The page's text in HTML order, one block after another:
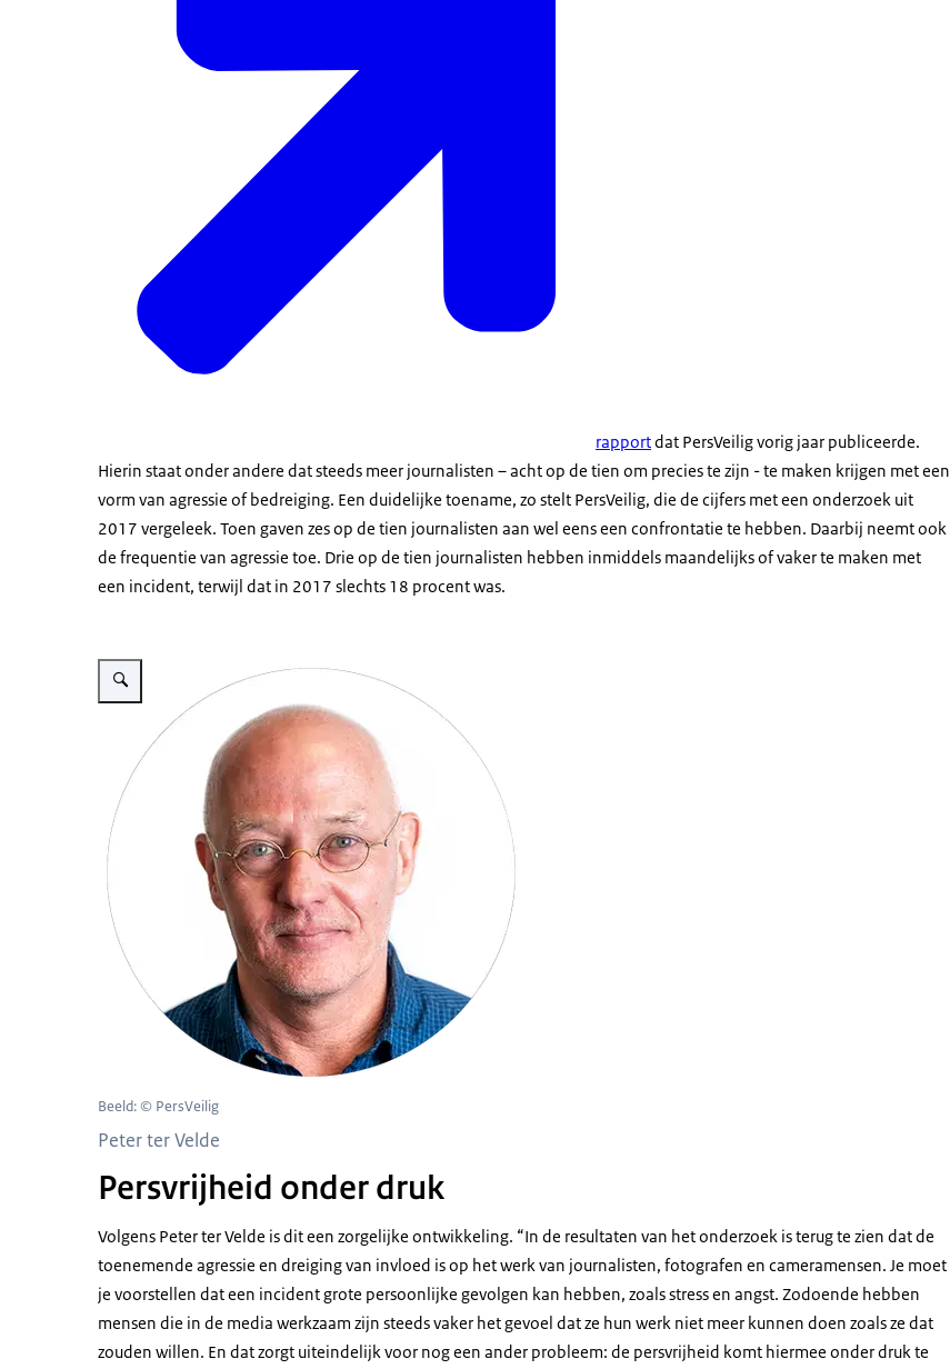
rapportdat PersVeilig vorig jaar publiceerde.
Hierin staat onder andere dat steeds meer journalisten – acht op de tien om precies te zijn - te maken krijgen met een
vorm van agressie of bedreiging. Een duidelijke toename, zo stelt PersVeilig, die de cijfers met een onderzoek uit
2017 vergeleek. Toen gaven zes op de tien journalisten aan wel eens een confrontatie te hebben. Daarbij neemt ook
de frequentie van agressie toe. Drie op de tien journalisten hebben inmiddels maandelijks of vaker te maken met
een incident, terwijl dat in 2017 slechts 18 procent was.
Vergroot afbeelding Portret Peter ter Velde
Beeld: © PersVeilig
Peter ter Velde
Persvrijheid onder druk
Volgens Peter ter Velde is dit een zorgelijke ontwikkeling. “In de resultaten van het onderzoek is terug te zien dat de
toenemende agressie en dreiging van invloed is op het werk van journalisten, fotografen en cameramensen. Je moet
je voorstellen dat een incident grote persoonlijke gevolgen kan hebben, zoals stress en angst. Zodoende hebben
mensen die in de media werkzaam zijn steeds vaker het gevoel dat ze hun werk niet meer kunnen doen zoals ze dat
zouden willen. En dat zorgt uiteindelijk voor nog een ander probleem: de persvrijheid komt hiermee onder druk te